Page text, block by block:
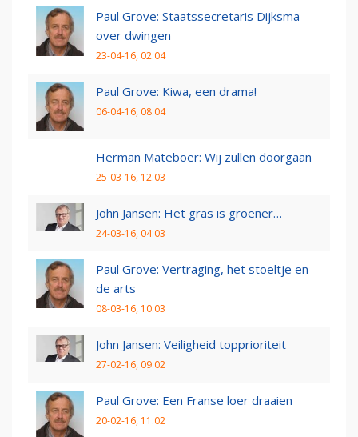
Paul Grove: Staatssecretaris Dijksma
over dwingen
23-04-16, 02:04
Paul Grove: Kiwa, een drama!
06-04-16, 08:04
Herman Mateboer: Wij zullen doorgaan
25-03-16, 12:03
John Jansen: Het gras is groener…
24-03-16, 04:03
Paul Grove: Vertraging, het stoeltje en
de arts
08-03-16, 10:03
John Jansen: Veiligheid topprioriteit
27-02-16, 09:02
Paul Grove: Een Franse loer draaien
20-02-16, 11:02